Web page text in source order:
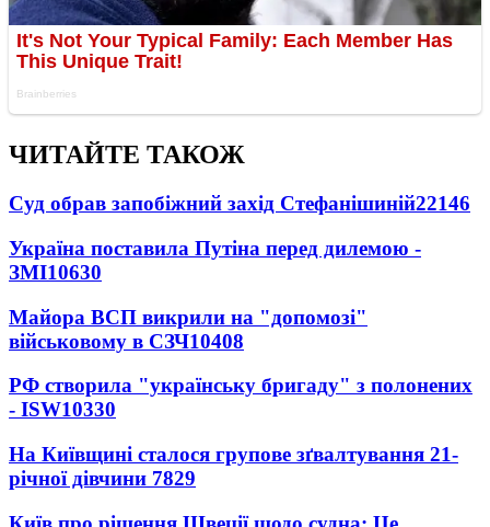
ЧИТАЙТЕ ТАКОЖ
Суд обрав запобіжний захід Стефанішиній22146
Україна поставила Путіна перед дилемою -
ЗМІ10630
Майора ВСП викрили на "допомозі"
військовому в СЗЧ10408
РФ створила "українську бригаду" з полонених
- ISW10330
На Київщині сталося групове зґвалтування 21-
річної дівчини 7829